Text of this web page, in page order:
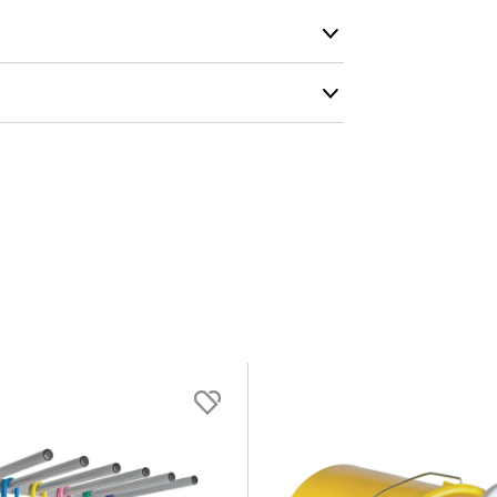
0.1 kg